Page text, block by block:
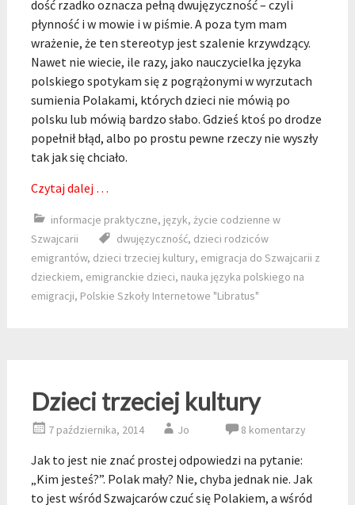
dość rzadko oznacza pełną dwujęzyczność – czyli
płynność i w mowie i w piśmie. A poza tym mam
wrażenie, że ten stereotyp jest szalenie krzywdzący.
Nawet nie wiecie, ile razy, jako nauczycielka języka
polskiego spotykam się z pogrążonymi w wyrzutach
sumienia Polakami, których dzieci nie mówią po
polsku lub mówią bardzo słabo. Gdzieś ktoś po drodze
popełnił błąd, albo po prostu pewne rzeczy nie wyszły
tak jak się chciało.
Czytaj dalej …
informacje praktyczne, język, życie codzienne w
Szwajcarii
dwujęzyczność, dzieci rodziców
emigrantów, dzieci trzeciej kultury, emigracja do Szwajcarii z
dzieckiem, emigranckie dzieci, nauka języka polskiego na
emigracji, Polskie Szkoły Internetowe "Libratus"
Dzieci trzeciej kultury
7 października, 2014 Jo 8 komentarzy
Jak to jest nie znać prostej odpowiedzi na pytanie:
„Kim jesteś?”. Polak mały? Nie, chyba jednak nie. Jak
to jest wśród Szwajcarów czuć się Polakiem, a wśród